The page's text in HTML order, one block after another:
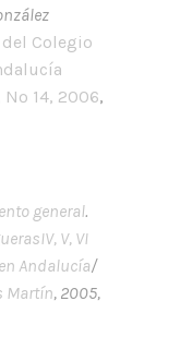
Colegio
Nº 14, 2006,
general.
IV, V, VI
Andalucía/
Martín, 2005,